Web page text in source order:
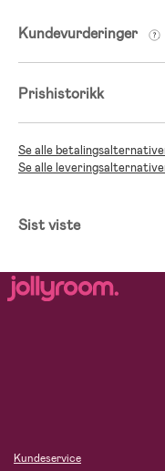
Kundevurderinger
Prishistorikk
Se alle
Se alle
Sist viste
Kundeservice